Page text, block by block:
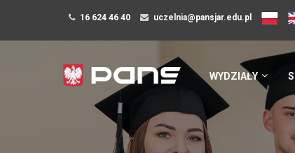
16 624 46 40 uczelnia@pansjar.edu.pl
WYDZIAŁY